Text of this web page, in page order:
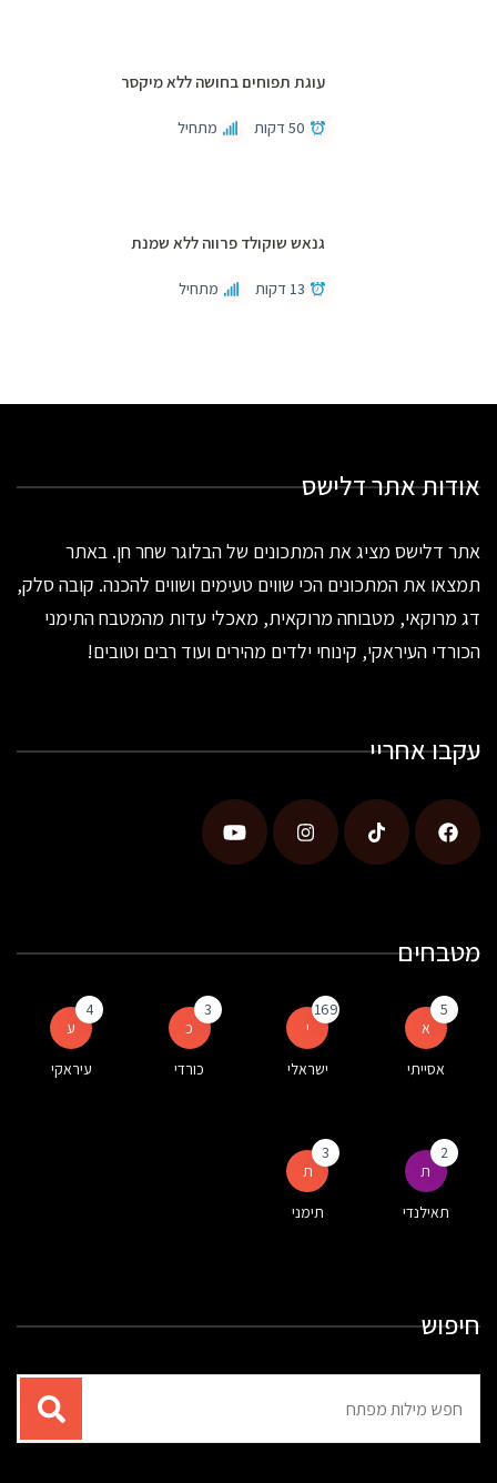
עוגת תפוחים בחושה ללא מיקסר
50 דקות מתחיל
גנאש שוקולד פרווה ללא שמנת
13 דקות מתחיל
אודות אתר דלישס
אתר דלישס מציג את המתכונים של הבלוגר שחר חן. באתר
תמצאו את המתכונים הכי שווים טעימים ושווים להכנה. קובה סלק,
דג מרוקאי, מטבוחה מרוקאית, מאכלי עדות מהמטבח התימני
הכורדי העיראקי, קינוחי ילדים מהירים ועוד רבים וטובים!
עקבו אחריי
מטבחים
א
5
אסייתי
י
169
ישראלי
כ
3
כורדי
ע
4
עיראקי
ת
2
תאילנדי
ת
3
תימני
חיפוש
עבור